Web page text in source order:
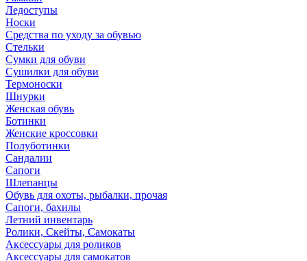
Ледоступы
Носки
Средства по уходу за обувью
Стельки
Сумки для обуви
Сушилки для обуви
Термоноски
Шнурки
Женская обувь
Ботинки
Женские кроссовки
Полуботинки
Сандалии
Сапоги
Шлепанцы
Обувь для охоты, рыбалки, прочая
Сапоги, бахилы
Летний инвентарь
Ролики, Скейты, Самокаты
Аксессуары для роликов
Аксессуары для самокатов